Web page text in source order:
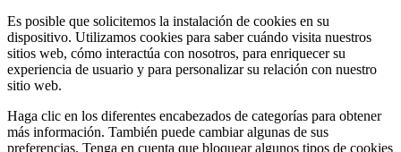
Es posible que solicitemos la instalación de cookies en su
dispositivo. Utilizamos cookies para saber cuándo visita nuestros
sitios web, cómo interactúa con nosotros, para enriquecer su
experiencia de usuario y para personalizar su relación con nuestro
sitio web.
Haga clic en los diferentes encabezados de categorías para obtener
más información. También puede cambiar algunas de sus
preferencias. Tenga en cuenta que bloquear algunos tipos de cookies